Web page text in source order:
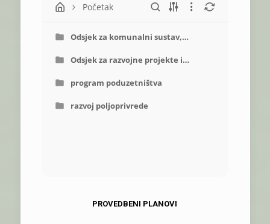
Početak
Odsjek za komunalni sustav,
nabavu
Odsjek za razvojne projekte i
program poduzetništva
razvoj poljoprivrede
PROVEDBENI PLANOVI